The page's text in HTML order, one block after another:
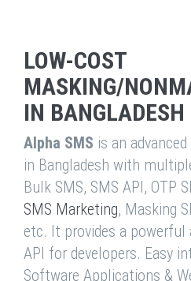
LOW-COST
MASKING/
IN
Alpha SMS is an
in Bangladesh with
Bulk SMS, SMS API, OTP
SMS Marketing, Masking
etc. It provides a powerful
API for developers. Easy
Software Applications &